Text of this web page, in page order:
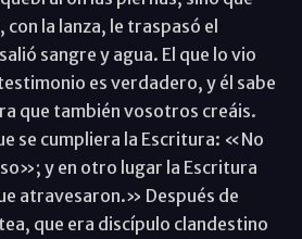
con la lanza, le traspasó el
sangre y agua. El que lo vio
es verdadero, y él sabe
que también vosotros creáis.
se cumpliera la Escritura: «No
y en otro lugar la Escritura
atravesaron.» Después de
que era discípulo clandestino